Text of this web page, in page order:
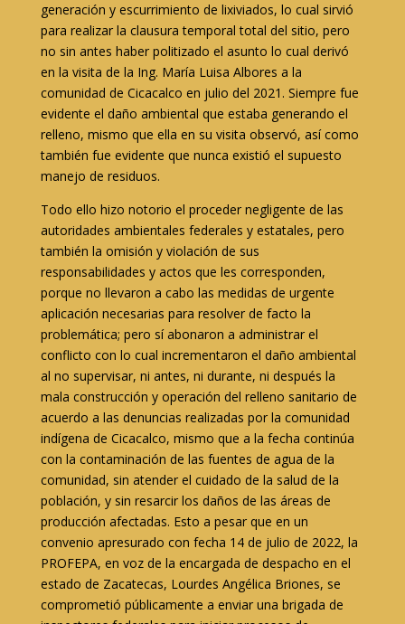
generación y escurrimiento de lixiviados, lo cual sirvió
para realizar la clausura temporal total del sitio, pero
no sin antes haber politizado el asunto lo cual derivó
en la visita de la Ing. María Luisa Albores a la
comunidad de Cicacalco en julio del 2021. Siempre fue
evidente el daño ambiental que estaba generando el
relleno, mismo que ella en su visita observó, así como
también fue evidente que nunca existió el supuesto
manejo de residuos.
Todo ello hizo notorio el proceder negligente de las
autoridades ambientales federales y estatales, pero
también la omisión y violación de sus
responsabilidades y actos que les corresponden,
porque no llevaron a cabo las medidas de urgente
aplicación necesarias para resolver de facto la
problemática; pero sí abonaron a administrar el
conflicto con lo cual incrementaron el daño ambiental
al no supervisar, ni antes, ni durante, ni después la
mala construcción y operación del relleno sanitario de
acuerdo a las denuncias realizadas por la comunidad
indígena de Cicacalco, mismo que a la fecha continúa
con la contaminación de las fuentes de agua de la
comunidad, sin atender el cuidado de la salud de la
población, y sin resarcir los daños de las áreas de
producción afectadas. Esto a pesar que en un
convenio apresurado con fecha 14 de julio de 2022, la
PROFEPA, en voz de la encargada de despacho en el
estado de Zacatecas, Lourdes Angélica Briones, se
comprometió públicamente a enviar una brigada de